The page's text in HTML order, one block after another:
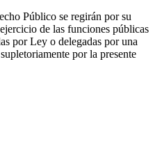
Público se regirán por su
de las funciones públicas
por Ley o delegadas por una
por la presente